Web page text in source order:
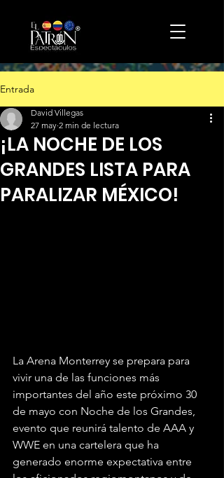
Entrada
¡LA NOCHE DE LOS
GRANDES LISTA PARA
PARALIZAR MÉXICO!
David Villegas
27 may 2 min de lectura
La Arena Monterrey se prepara para
vivir una de las funciones más
importantes del año este próximo 30
de mayo con Noche de los Grandes,
evento que reunirá talento de AAA y
WWE en una cartelera que ha
generado enorme expectativa entre